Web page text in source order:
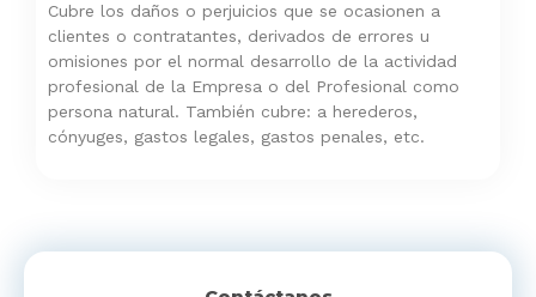
Cubre los daños o perjuicios que se ocasionen a
clientes o contratantes, derivados de errores u
omisiones por el normal desarrollo de la actividad
profesional de la Empresa o del Profesional como
persona natural. También cubre: a herederos,
cónyuges, gastos legales, gastos penales, etc.